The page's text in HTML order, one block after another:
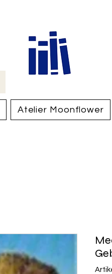
Atelier Moonflower